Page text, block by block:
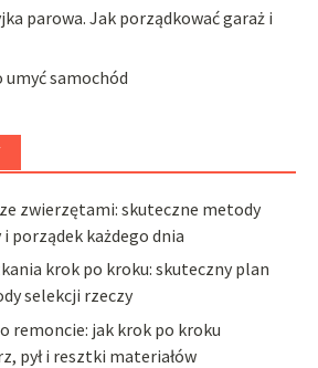
parowa. Jak porządkować garaż i
umyć samochód
zwierzętami: skuteczne metody
i porządek każdego dnia
krok po kroku: skuteczny plan
selekcji rzeczy
remoncie: jak krok po kroku
pył i resztki materiałów